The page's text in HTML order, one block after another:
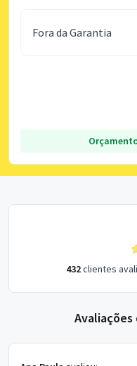
Fora da Garantia
432clientes